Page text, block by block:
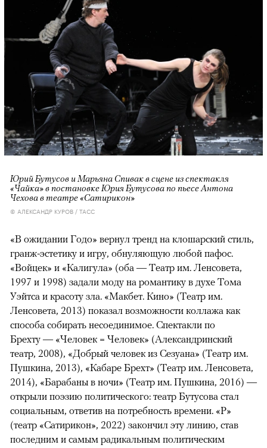
Юрий Бутусов и Марьяна Спивак в сцене из спектакля
«Чайка» в постановке Юрия Бутусова по пьесе Антона
Чехова в театре «Сатирикон»
© АЛЕКСАНДР КУРОВ / ТАСС
«В ожидании Годо» вернул тренд на клошарский стиль,
гранж-эстетику и игру, обнуляющую любой пафос.
«Войцек» и «Калигула» (оба — Театр им. Ленсовета,
1997 и 1998) задали моду на романтику в духе Тома
Уэйтса и красоту зла. «Макбет. Кино» (Театр им.
Ленсовета, 2013) показал возможности коллажа как
способа собирать несоединимое. Спектакли по
Брехту — «Человек = Человек» (Александринский
театр, 2008), «Добрый человек из Сезуана» (Театр им.
Пушкина, 2013), «Кабаре Брехт» (Театр им. Ленсовета,
2014), «Барабаны в ночи» (Театр им. Пушкина, 2016) —
открыли поэзию политического: театр Бутусова стал
социальным, ответив на потребность времени. «Р»
(театр «Сатирикон», 2022) закончил эту линию, став
последним и самым радикальным политическим